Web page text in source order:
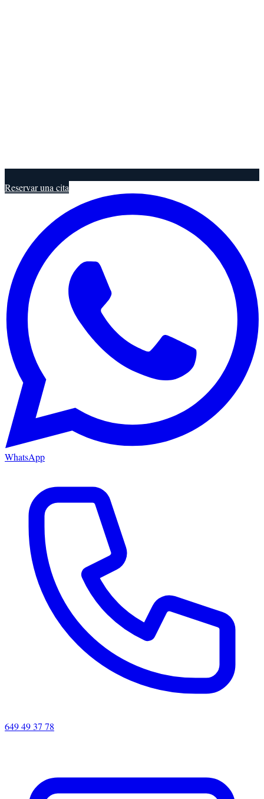
Reservar una cita
WhatsApp
649 49 37 78